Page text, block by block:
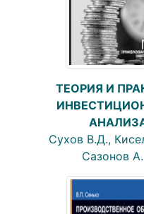
ТЕОРИЯ И
Сухов В.Д.,
Сазонов